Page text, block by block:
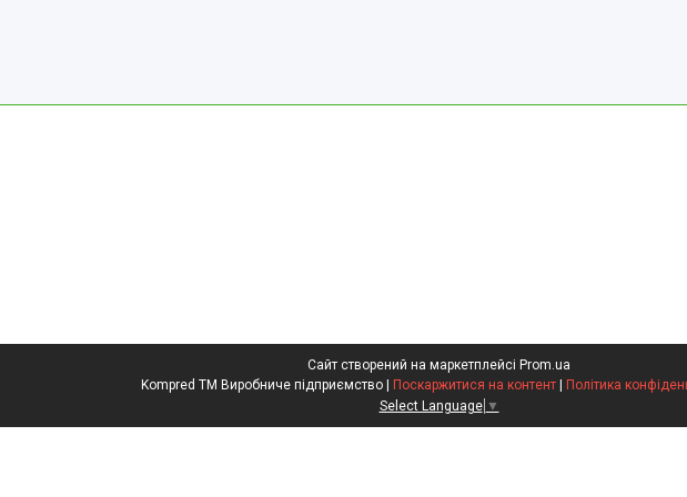
Сайт створений на маркетплейсі Prom.ua
Kompred TM Виробниче підприємство | Поскаржитися на контент | Політика
Select Language ▼